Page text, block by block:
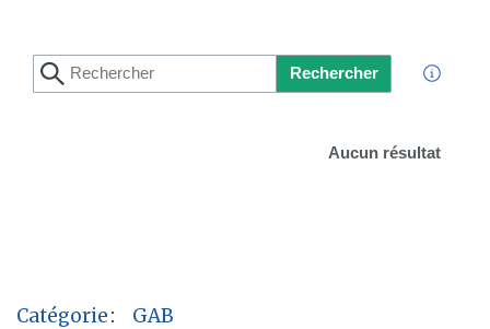
Rechercher
Aucun résultat
Catégorie: GAB